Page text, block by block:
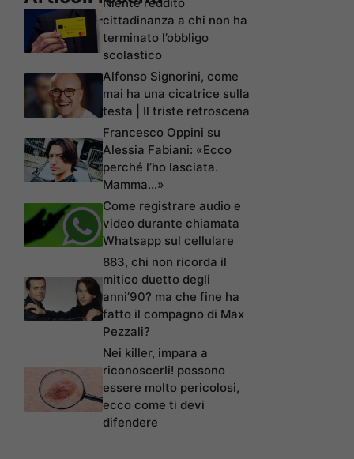
cittadinanza a chi non ha
terminato l’obbligo
scolastico
Alfonso Signorini, come
mai ha una cicatrice sulla
testa | Il triste retroscena
Francesco Oppini su
Alessia Fabiani: «Ecco
perché l’ho lasciata.
Mamma…»
Come registrare audio e
video durante chiamata
Whatsapp sul cellulare
883, chi non ricorda il
mitico duetto degli
anni’90? ma che fine ha
fatto il compagno di Max
Pezzali?
Nei killer, impara a
riconoscerli! possono
essere molto pericolosi,
ecco come ti devi
difendere